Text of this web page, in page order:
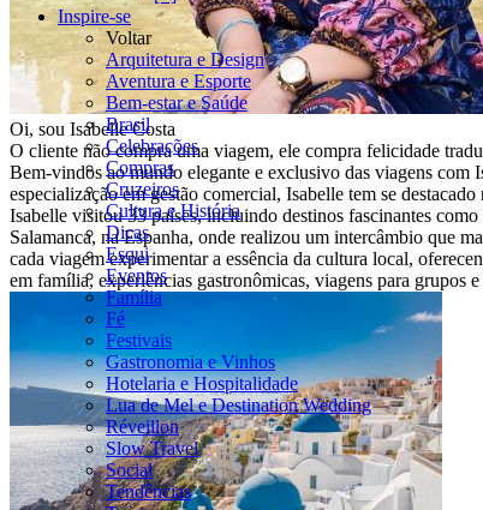
Inspire-se
Voltar
Arquitetura e Design
Aventura e Esporte
Bem-estar e Saúde
Brasil
Celebrações
Compras
Cruzeiros
Cultura e História
Dicas
Esqui
Eventos
Família
Fé
Festivais
Gastronomia e Vinhos
Hotelaria e Hospitalidade
Lua de Mel e Destination Wedding
Réveillon
Slow Travel
Social
Tendências
Oi, sou Isabelle Costa
O cliente não compra uma viagem, ele compra felicidade
Bem-vindos ao mundo elegante e exclusivo das viagens
especialização em gestão comercial, Isabelle tem se
Isabelle visitou 33 países, incluindo destinos fascinantes
Salamanca, na Espanha, onde realizou um intercâmbio que
cada viagem experimentar a essência da cultura local,
em família, experiências gastronômicas, viagens para grupos